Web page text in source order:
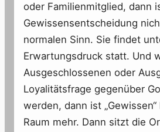
oder Familienmitglied, dann
Gewissensentscheidung
normalen Sinn. Sie findet
Erwartungsdruck statt. Und
Ausgeschlossenen oder
Loyalitätsfrage gegenüber
werden, dann ist
Raum mehr. Dann sitzt die